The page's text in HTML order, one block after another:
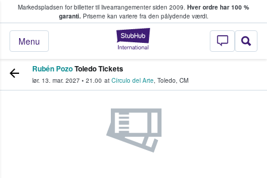
Markedspladsen for billetter til livearrangementer siden 2009. Hver ordre har 100 %
garanti.Priserne kan variere fra den pålydende værdi.
StubHub - Hvor
Menu
køber og sælger billetter
Rubén PozoToledo Tickets
lør. 13. mar. 2027 • 21.00 at Círculo del Arte, Toledo, CM